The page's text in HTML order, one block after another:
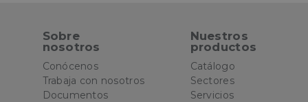
Sobre
nosotros
Conócenos
Trabaja con nosotros
Documentos
Nuestros
productos
Catálogo
Sectores
Servicios
la gestión de